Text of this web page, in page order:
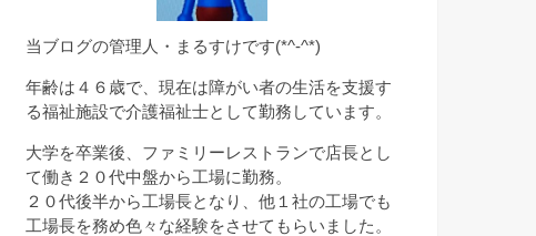
当ブログの管理人・まるすけです(*^-^*)
年齢は４６歳で、現在は障がい者の生活を支援す
る福祉施設で介護福祉士として勤務しています。
大学を卒業後、ファミリーレストランで店長とし
て働き２０代中盤から工場に勤務。
２０代後半から工場長となり、他１社の工場でも
工場長を務め色々な経験をさせてもらいました。